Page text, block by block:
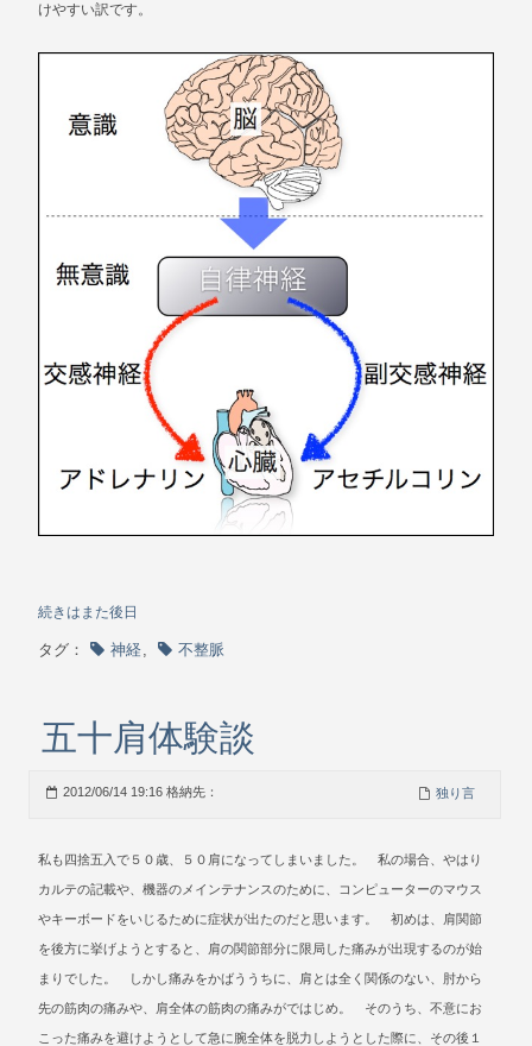
けやすい訳です。
続きはまた後日
タグ： 神経 不整脈
五十肩体験談
2012/06/14 19:16 格納先： 独り言
私も四捨五入で５０歳、５０肩になってしまいました。 私の場合、やはり
カルテの記載や、機器のメインテナンスのために、コンピューターのマウス
やキーボードをいじるために症状が出たのだと思います。 初めは、肩関節
を後方に挙げようとすると、肩の関節部分に限局した痛みが出現するのが始
まりでした。 しかし痛みをかばううちに、肩とは全く関係のない、肘から
先の筋肉の痛みや、肩全体の筋肉の痛みがではじめ。 そのうち、不意にお
こった痛みを避けようとして急に腕全体を脱力しようとした際に、その後１